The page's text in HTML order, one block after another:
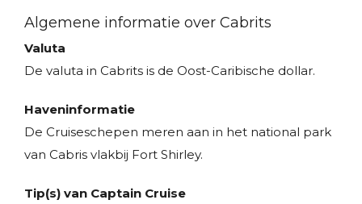
Algemene informatie over Cabrits
Valuta
De valuta in Cabrits is de Oost-Caribische dollar.
Haveninformatie
De Cruiseschepen meren aan in het national park
van Cabris vlakbij Fort Shirley.
Tip(s) van Captain Cruise